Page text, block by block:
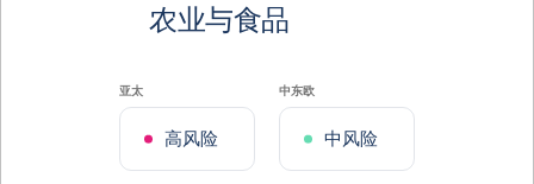
农业与食品
亚太
高风险
中东欧
中风险